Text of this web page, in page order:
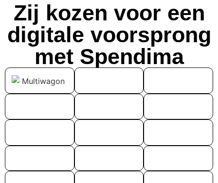
Zij kozen voor een
digitale voorsprong
met Spendima